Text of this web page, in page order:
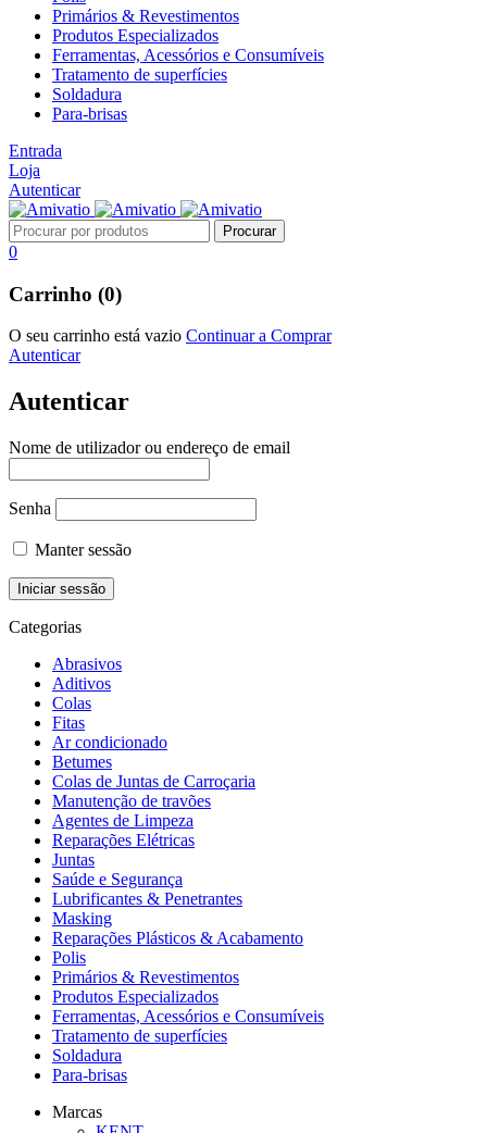
Primários & Revestimentos
Produtos Especializados
Ferramentas, Acessórios e Consumíveis
Tratamento de superfícies
Soldadura
Para-brisas
Entrada
Loja
Autenticar
0
Carrinho (0)
O seu carrinho está vazio Continuar a Comprar
Autenticar
Autenticar
Nome de utilizador ou endereço de email
Senha
Manter sessão
Categorias
Abrasivos
Aditivos
Colas
Fitas
Ar condicionado
Betumes
Colas de Juntas de Carroçaria
Manutenção de travões
Agentes de Limpeza
Reparações Elétricas
Juntas
Saúde e Segurança
Lubrificantes & Penetrantes
Masking
Reparações Plásticos & Acabamento
Polis
Primários & Revestimentos
Produtos Especializados
Ferramentas, Acessórios e Consumíveis
Tratamento de superfícies
Soldadura
Para-brisas
Marcas